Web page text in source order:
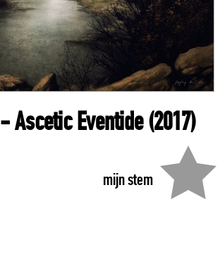
- Ascetic Eventide(2017)
mijn stem